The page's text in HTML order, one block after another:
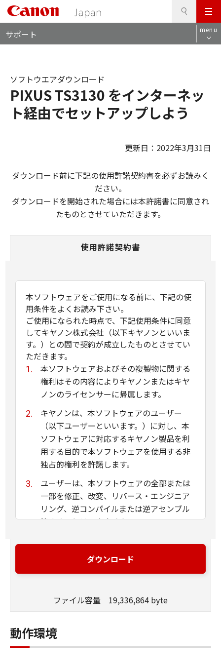
メ
ニ
ュ
サポート menu
PIXUS TS3130 をインターネッ
ト経由でセットアップしよう
ソフトウエアダウンロード
更新日：2022年3月31日
ダウンロード前に下記の使用許諾契約書を必ずお読みく
ださい。
ダウンロードを開始された場合には本許諾書に同意され
たものとさせていただきます。
使用許諾契約書
本ソフトウェアをご使用になる前に、下記の使
用条件をよくお読み下さい。
ご使用になられた時点で、下記使用条件に同意
してキヤノン株式会社（以下キヤノンといいま
す。）との間で契約が成立したものとさせてい
ただきます。
本ソフトウェアおよびその複製物に関する
権利はその内容によりキヤノンまたはキヤ
ノンのライセンサーに帰属します。
キヤノンは、本ソフトウェアのユーザー
（以下ユーザーといいます。）に対し、本
ソフトウェアに対応するキヤノン製品を利
用する目的で本ソフトウェアを使用する非
独占的権利を許諾します。
ユーザーは、本ソフトウェアの全部または
一部を修正、改変、リバース・エンジニア
リング、逆コンパイルまたは逆アセンブル
等することはできません。
ン株式会社およびキヤノンのライセンサー
は、本ソフトウェアがユーザーの特定の目
がないこと、その他本ソフトウェアに関し
キヤノン、キヤノンマーケティングジャパ
ン株式会社およびキヤノンのライセンサー
ダウンロード
ファイル容量 19,336,864 byte
動作環境